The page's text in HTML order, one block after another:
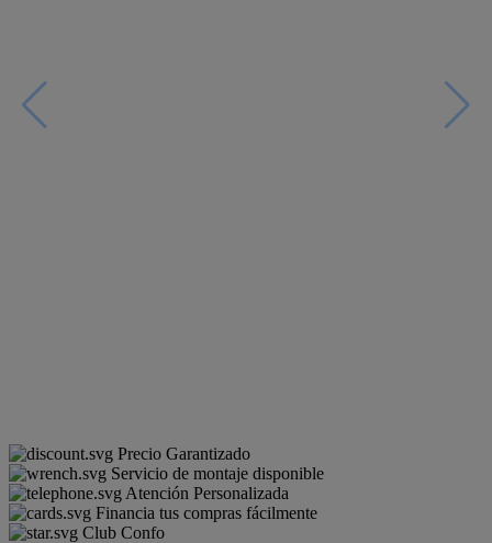
Precio Garantizado
Servicio de montaje disponible
Atención Personalizada
Financia tus compras fácilmente
Club Confo